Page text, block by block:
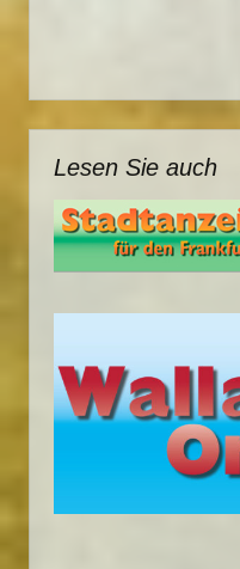
Lesen Sie auch